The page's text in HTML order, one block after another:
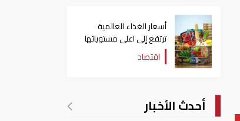
أسعار الغذاء العالمية
ترتفع إلى اعلى مستوياتها
منذ 3 سنواتاقتصاد
أحدث الأخبار